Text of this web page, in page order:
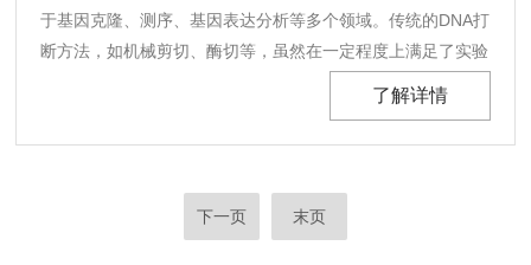
于基因克隆、测序、基因表达分析等多个领域。传统的DNA打
断方法，如机械剪切、酶切等，虽然在一定程度上满足了实验
需求，但存在诸多局限性。随着技术的进步，超声波DNA打断
优势，为研究人员提供了更加高效、精准的解决方......
了解详情
下一页 末页